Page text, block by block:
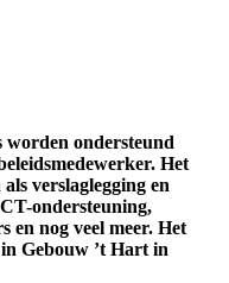
worden ondersteund
Het
verslaglegging en
ondersteuning,
en nog veel meer. Het
Gebouw ’t Hart in